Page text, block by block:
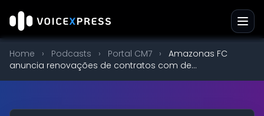
Home › Podcasts › Portal CM7 ›
Amazonas FC
anuncia renovações de contratos com de...